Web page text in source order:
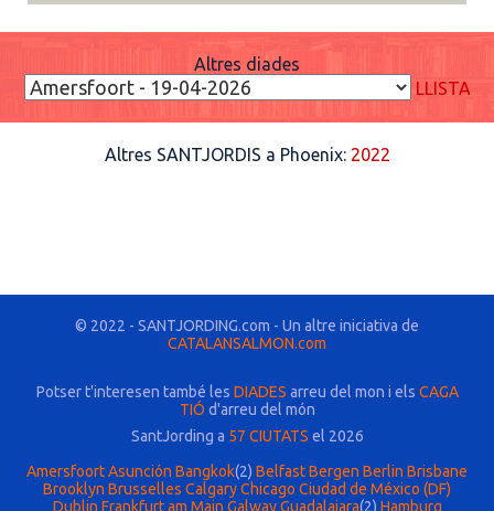
Altres diades
LLISTA
Altres SANTJORDIS a Phoenix: 2022
© 2022 - SANTJORDING.com - Un altre iniciativa de
CATALANSALMON.com
Potser t'interesen també les DIADES arreu del mon i els CAGA
TIÓ d'arreu del món
SantJording a 57 CIUTATS el 2026
AmersfoortAsunción Bangkok(2) BelfastBergen Berlin Brisbane
Brooklyn Brusselles CalgaryChicago Ciudad de México (DF)
Dublin Frankfurt am Main Galway Guadalajara(2) Hamburg